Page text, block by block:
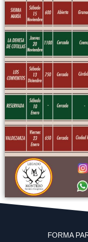
FORMA